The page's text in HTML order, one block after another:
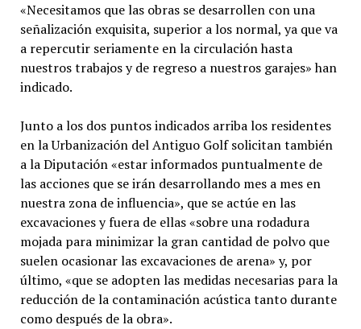
«Necesitamos que las obras se desarrollen con una
señalización exquisita, superior a los normal, ya que va
a repercutir seriamente en la circulación hasta
nuestros trabajos y de regreso a nuestros garajes» han
indicado.
Junto a los dos puntos indicados arriba los residentes
en la Urbanización del Antiguo Golf solicitan también
a la Diputación «estar informados puntualmente de
las acciones que se irán desarrollando mes a mes en
nuestra zona de influencia», que se actúe en las
excavaciones y fuera de ellas «sobre una rodadura
mojada para minimizar la gran cantidad de polvo que
suelen ocasionar las excavaciones de arena» y, por
último, «que se adopten las medidas necesarias para la
reducción de la contaminación acústica tanto durante
como después de la obra».